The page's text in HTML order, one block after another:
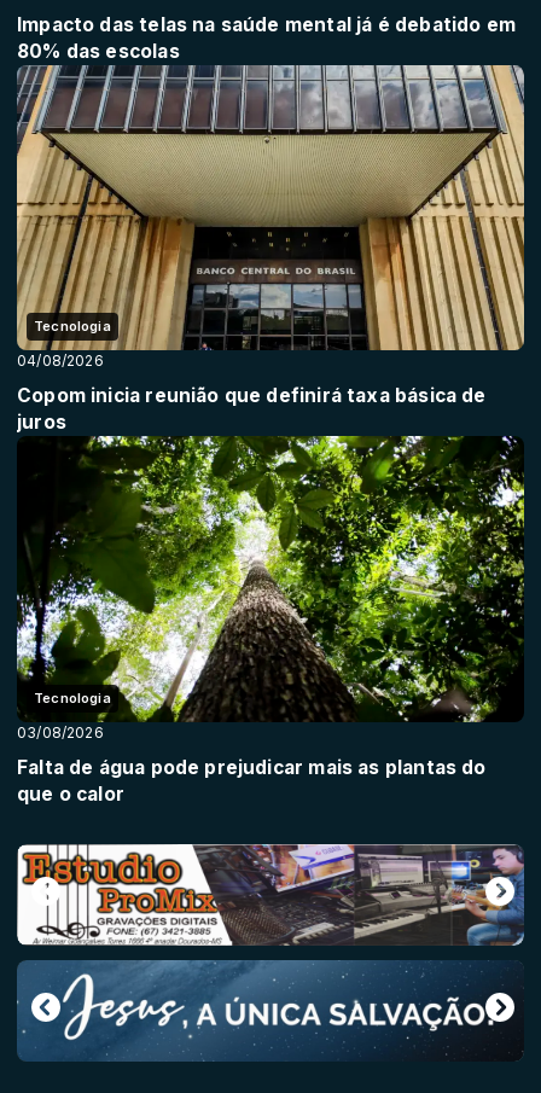
Impacto das telas na saúde mental já é debatido em
80% das escolas
Tecnologia
04/08/2026
Copom inicia reunião que definirá taxa básica de
juros
Tecnologia
03/08/2026
Falta de água pode prejudicar mais as plantas do
que o calor